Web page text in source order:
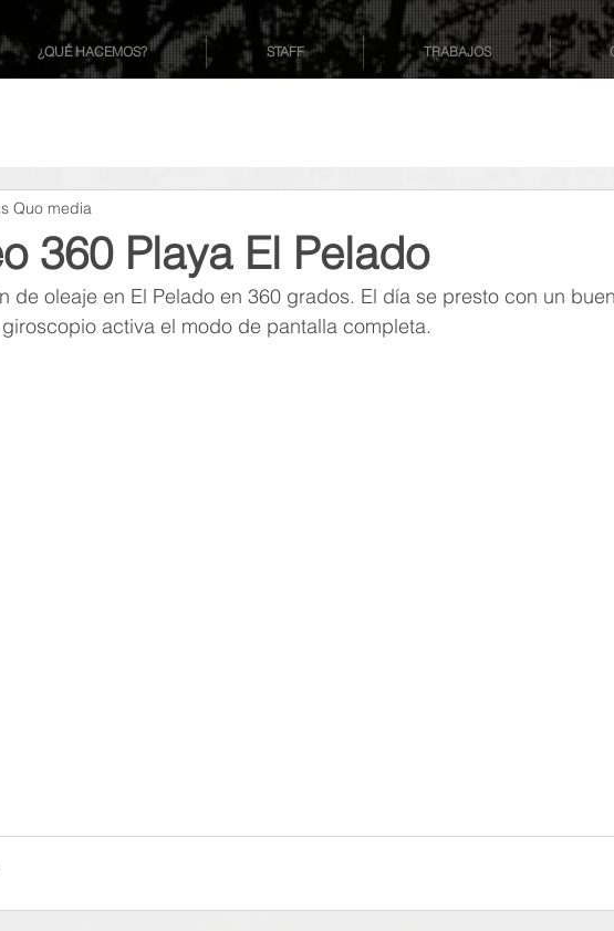
¿QUÉ HACEMOS? STAFF TRABAJOS
360 Playa El Pelado
Quo media
de oleaje en El Pelado en 360 grados. El día se presto con un
activa el modo de pantalla completa.